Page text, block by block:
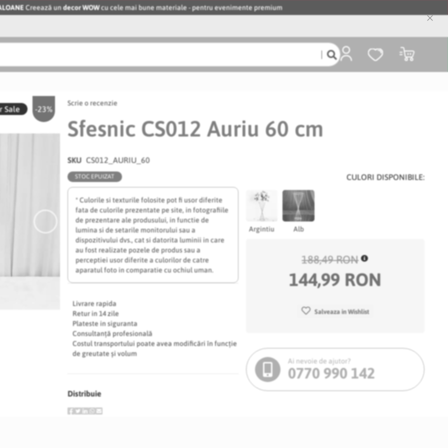
Creează undecor WOWcu cele mai bune materiale - pentru evenimente premium
Coșul meu
-23%
Sale
Scrie o recenzie
Sfesnic CS012 Auriu 60 cm
SKU CS012_AURIU_60
STOC EPUIZAT
* Culorile si texturile folosite pot fi usor diferite
fata de culorile prezentate pe site, in fotografiile
de prezentare ale produsului, in functie de
lumina si de setarile monitorului sau a
dispozitivului dvs., cat si datorita luminii in care
au fost realizate pozele de produs sau a
perceptiei usor diferite a culorilor de catre
aparatul foto in comparatie cu ochiul uman.
Livrare rapida
Retur in 14 zile
Plateste in siguranta
Consultanță profesională
Costul transportului poate avea modificări în funcție
de greutate și volum
Distribuie
CULORI DISPONIBILE:
Argintiu Alb
188,49 RON
144,99 RON
Salveaza in Wishlist
Ai nevoie de ajutor?
0770 990 142